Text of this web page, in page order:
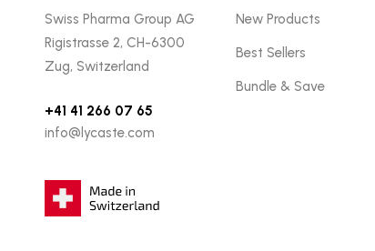
Swiss Pharma Group AG
Rigistrasse 2, CH-6300
Zug, Switzerland
+41 41 266 07 65
info@lycaste.com
New Products
Best Sellers
Bundle & Save